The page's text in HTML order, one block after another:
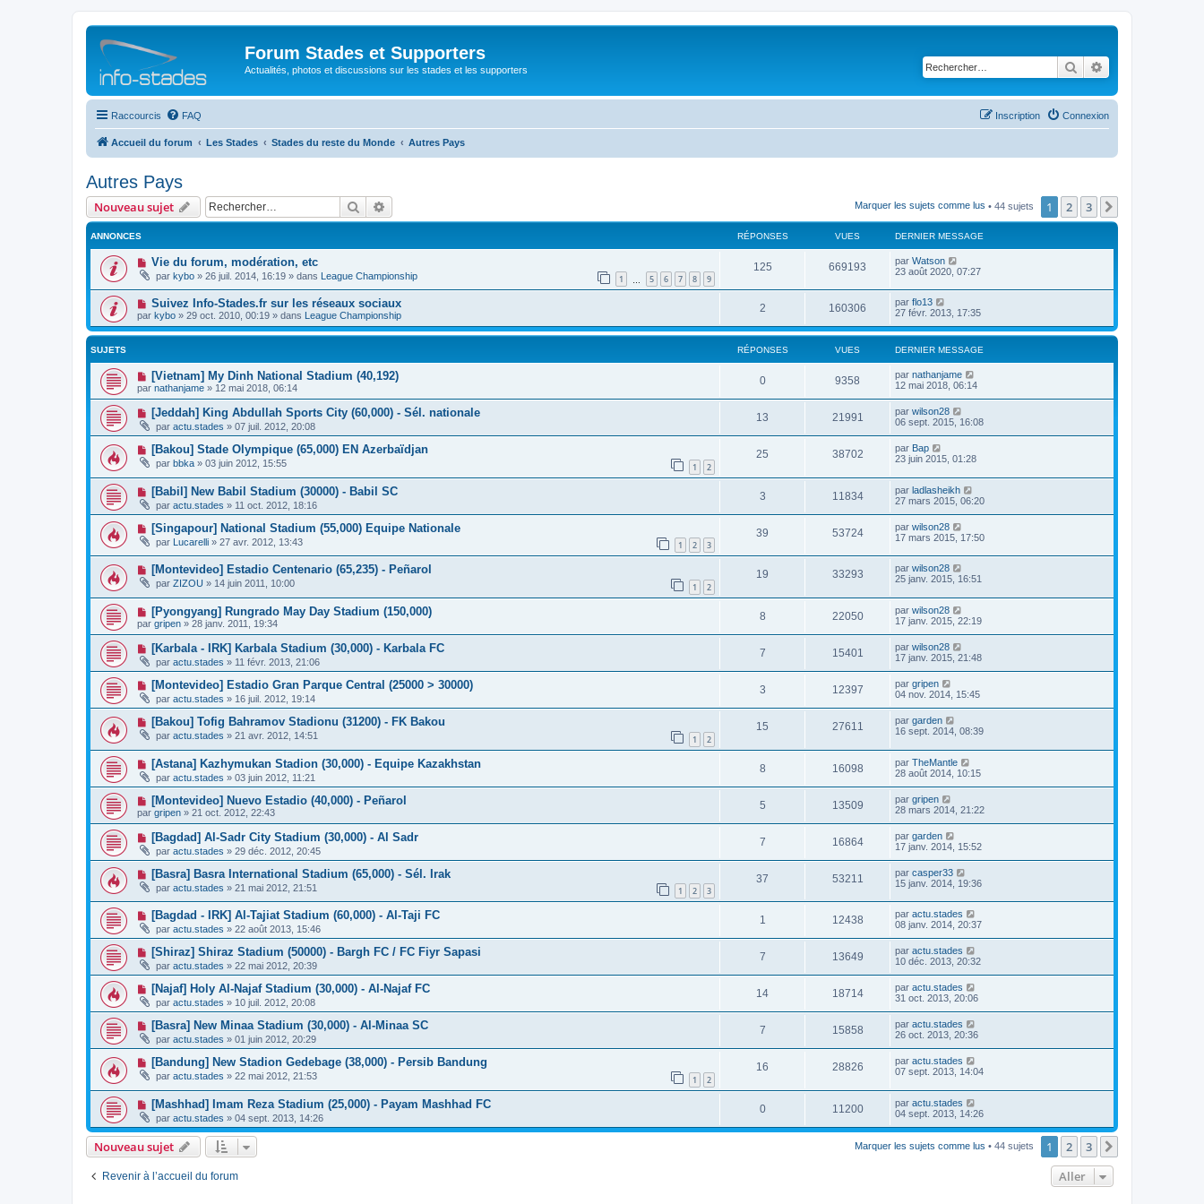
Forum Stades et Supporters
Actualités, photos et discussions sur les stades et les supporters Rechercher
Raccourcis FAQ Connexion
Inscription
Accueil du forum Les Stades Stades du reste du Monde Autres Pays
Autres Pays
Nouveau sujet Rechercher Marquer les sujets comme lus • 44 sujets 1 2 3
ANNONCES RÉPONSES VUES DERNIER MESSAGE
Vie du forum, modération, etc
par kybo » 26 juil. 2014, 16:19 » dans League Championship 1 5 6 7 8 9
125 669193 par Watson
23 août 2020, 07:27
Suivez Info-Stades.fr sur les réseaux sociaux
par kybo » 29 oct. 2010, 00:19 » dans League Championship
2 160306 par flo13
27 févr. 2013, 17:35
SUJETS RÉPONSES VUES DERNIER MESSAGE
[Vietnam] My Dinh National Stadium (40,192)
par nathanjame » 12 mai 2018, 06:14
0 9358 par nathanjame
12 mai 2018, 06:14
[Jeddah] King Abdullah Sports City (60,000) - Sél. nationale
par actu.stades » 07 juil. 2012, 20:08
13 21991 par wilson28
06 sept. 2015, 16:08
[Bakou] Stade Olympique (65,000) EN Azerbaïdjan
par bbka » 03 juin 2012, 15:55 1 2
25 38702 par Bap
23 juin 2015, 01:28
[Babil] New Babil Stadium (30000) - Babil SC
par actu.stades » 11 oct. 2012, 18:16
3 11834 par ladlasheikh
27 mars 2015, 06:20
[Singapour] National Stadium (55,000) Equipe Nationale
par Lucarelli » 27 avr. 2012, 13:43 1 2 3
39 53724 par wilson28
17 mars 2015, 17:50
[Montevideo] Estadio Centenario (65,235) - Peñarol
par ZIZOU » 14 juin 2011, 10:00 1 2
19 33293 par wilson28
25 janv. 2015, 16:51
[Pyongyang] Rungrado May Day Stadium (150,000)
par gripen » 28 janv. 2011, 19:34
8 22050 par wilson28
17 janv. 2015, 22:19
[Karbala - IRK] Karbala Stadium (30,000) - Karbala FC
par actu.stades » 11 févr. 2013, 21:06
7 15401 par wilson28
17 janv. 2015, 21:48
[Montevideo] Estadio Gran Parque Central (25000 > 30000)
par actu.stades » 16 juil. 2012, 19:14
3 12397 par gripen
04 nov. 2014, 15:45
[Bakou] Tofig Bahramov Stadionu (31200) - FK Bakou
par actu.stades » 21 avr. 2012, 14:51 1 2
15 27611 par garden
16 sept. 2014, 08:39
[Astana] Kazhymukan Stadion (30,000) - Equipe Kazakhstan
par actu.stades » 03 juin 2012, 11:21
8 16098 par TheMantle
28 août 2014, 10:15
[Montevideo] Nuevo Estadio (40,000) - Peñarol
par gripen » 21 oct. 2012, 22:43
5 13509 par gripen
28 mars 2014, 21:22
[Bagdad] Al-Sadr City Stadium (30,000) - Al Sadr
par actu.stades » 29 déc. 2012, 20:45
7 16864 par garden
17 janv. 2014, 15:52
[Basra] Basra International Stadium (65,000) - Sél. Irak
par actu.stades » 21 mai 2012, 21:51 1 2 3
37 53211 par casper33
15 janv. 2014, 19:36
[Bagdad - IRK] Al-Tajiat Stadium (60,000) - Al-Taji FC
par actu.stades » 22 août 2013, 15:46
1 12438 par actu.stades
08 janv. 2014, 20:37
[Shiraz] Shiraz Stadium (50000) - Bargh FC / FC Fiyr Sapasi
par actu.stades » 22 mai 2012, 20:39
7 13649 par actu.stades
10 déc. 2013, 20:32
[Najaf] Holy Al-Najaf Stadium (30,000) - Al-Najaf FC
par actu.stades » 10 juil. 2012, 20:08
14 18714 par actu.stades
31 oct. 2013, 20:06
[Basra] New Minaa Stadium (30,000) - Al-Minaa SC
par actu.stades » 01 juin 2012, 20:29
7 15858 par actu.stades
26 oct. 2013, 20:36
[Bandung] New Stadion Gedebage (38,000) - Persib Bandung
par actu.stades » 22 mai 2012, 21:53 1 2
16 28826 par actu.stades
07 sept. 2013, 14:04
[Mashhad] Imam Reza Stadium (25,000) - Payam Mashhad FC
par actu.stades » 04 sept. 2013, 14:26
0 11200 par actu.stades
04 sept. 2013, 14:26
Nouveau sujet Marquer les sujets comme lus • 44 sujets 1 2 3
Revenir à l’accueil du forum Aller